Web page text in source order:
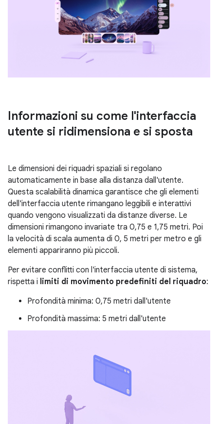
Informazioni su come l'interfaccia
utente si ridimensiona e si sposta
Le dimensioni dei riquadri spaziali si regolano
automaticamente in base alla distanza dall'utente.
Questa scalabilità dinamica garantisce che gli elementi
dell'interfaccia utente rimangano leggibili e interattivi
quando vengono visualizzati da distanze diverse. Le
dimensioni rimangono invariate tra 0,75 e 1,75 metri. Poi
la velocità di scala aumenta di 0, 5 metri per metro e gli
elementi appariranno più piccoli.
Per evitare conflitti con l'interfaccia utente di sistema,
rispetta i limiti di movimento predefiniti del riquadro:
Profondità minima: 0,75 metri dall'utente
Profondità massima: 5 metri dall'utente